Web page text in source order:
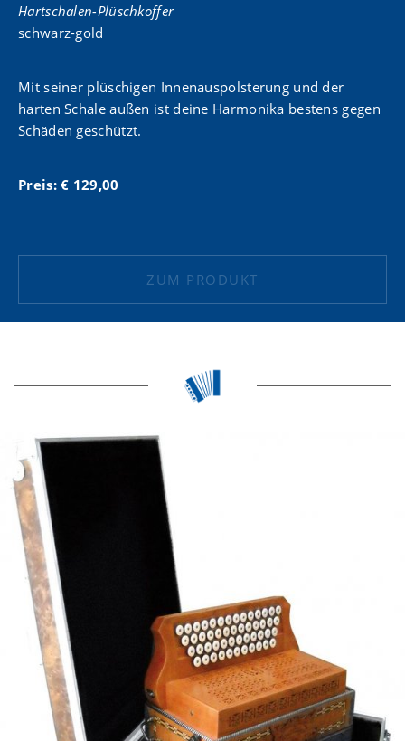
Hartschalen-Plüschkoffer
schwarz-gold
Mit seiner plüschigen Innenauspolsterung und der
harten Schale außen ist deine Harmonika bestens gegen
Schäden geschützt.
Preis: € 129,00
ZUM PRODUKT